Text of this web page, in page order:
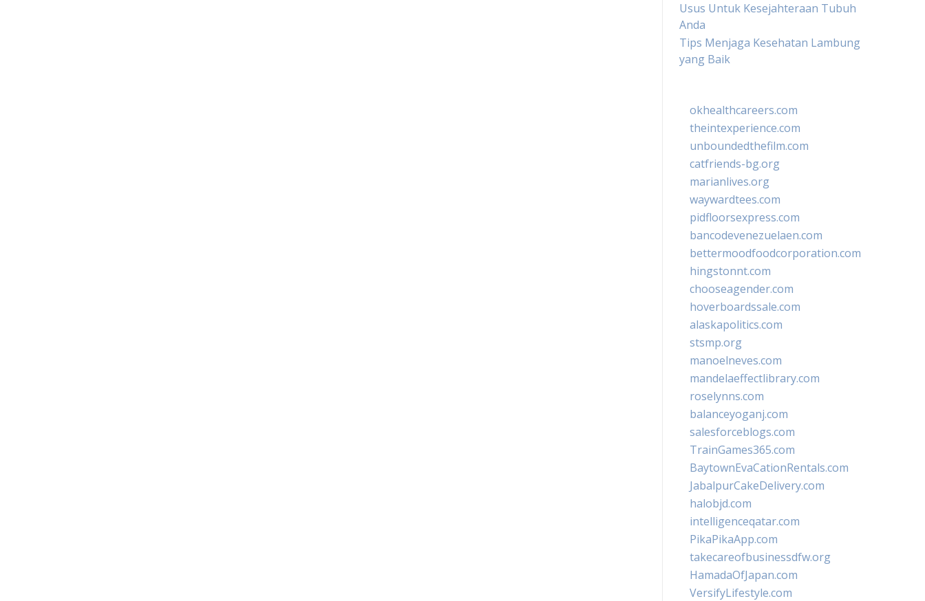
Usus Untuk Kesejahteraan Tubuh
Anda
Tips Menjaga Kesehatan Lambung
yang Baik
okhealthcareers.com
theintexperience.com
unboundedthefilm.com
catfriends-bg.org
marianlives.org
waywardtees.com
pidfloorsexpress.com
bancodevenezuelaen.com
bettermoodfoodcorporation.com
hingstonnt.com
chooseagender.com
hoverboardssale.com
alaskapolitics.com
stsmp.org
manoelneves.com
mandelaeffectlibrary.com
roselynns.com
balanceyoganj.com
salesforceblogs.com
TrainGames365.com
BaytownEvaCationRentals.com
JabalpurCakeDelivery.com
halobjd.com
intelligenceqatar.com
PikaPikaApp.com
takecareofbusinessdfw.org
HamadaOfJapan.com
VersifyLifestyle.com